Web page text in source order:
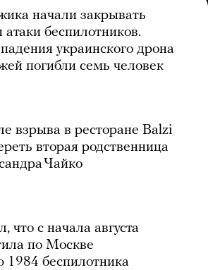
начали закрывать
беспилотников.
падения украинского дрона
погибли семь человек
взрыва в ресторане Balzi
вторая родственница
Чайко
что с начала августа
по Москве
беспилотника